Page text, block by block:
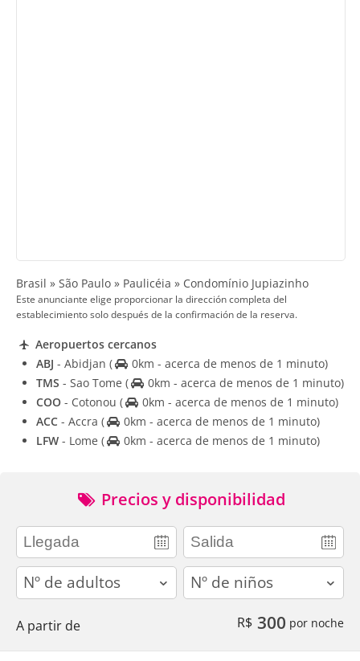
Brasil » São Paulo » Paulicéia » Condomínio Jupiazinho
Este anunciante elige proporcionar la dirección completa del
establecimiento solo después de la confirmación de la reserva.
Aeropuertos cercanos
ABJ - Abidjan (
0km - acerca de menos de 1 minuto)
TMS - Sao Tome (
0km - acerca de menos de 1 minuto)
COO - Cotonou (
0km - acerca de menos de 1 minuto)
ACC - Accra (
0km - acerca de menos de 1 minuto)
LFW - Lome ( 0km - acerca de menos de 1 minuto)
Precios y disponibilidad
adults children
A partir de R$ 300 por noche